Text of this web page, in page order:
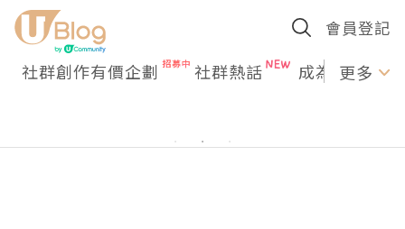
會員登記
社群創作有價企劃 社群熱話 成為U更多